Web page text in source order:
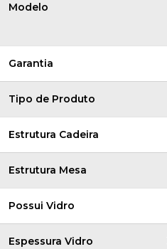
Modelo
Garantia
Tipo de Produto
Estrutura Cadeira
Estrutura Mesa
Possui Vidro
Espessura Vidro